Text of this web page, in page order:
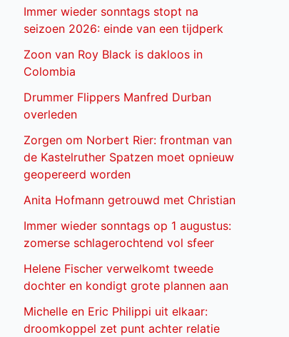
Immer wieder sonntags stopt na
seizoen 2026: einde van een tijdperk
Zoon van Roy Black is dakloos in
Colombia
Drummer Flippers Manfred Durban
overleden
Zorgen om Norbert Rier: frontman van
de Kastelruther Spatzen moet opnieuw
geopereerd worden
Anita Hofmann getrouwd met Christian
Immer wieder sonntags op 1 augustus:
zomerse schlagerochtend vol sfeer
Helene Fischer verwelkomt tweede
dochter en kondigt grote plannen aan
Michelle en Eric Philippi uit elkaar:
droomkoppel zet punt achter relatie